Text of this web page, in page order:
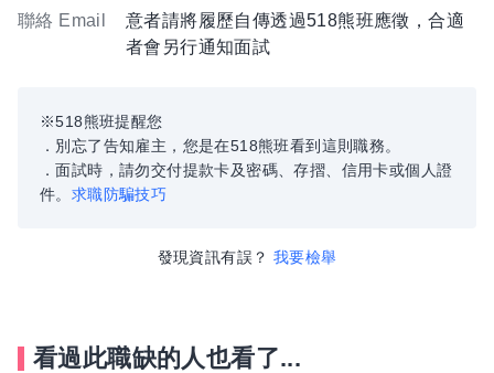
聯絡 Email
意者請將履歷自傳透過518熊班應徵，合適
者會另行通知面試
※518熊班提醒您
．別忘了告知雇主，您是在518熊班看到這則職務。
．面試時，請勿交付提款卡及密碼、存摺、信用卡或個人證
件。 求職防騙技巧
發現資訊有誤？ 我要檢舉
看過此職缺的人也看了...